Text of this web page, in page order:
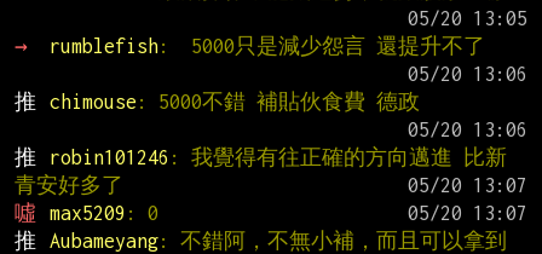
→
rumblefish:  5000只是減少怨言 還提升不了
推
chimouse : 5000不錯 補貼伙食費 德政
推
robin101246 : 我覺得有往正確的方向邁進 比新
青安好多了
噓
max5209 : 0
推
Aubameyang: 不錯阿，不無小補，而且可以拿到